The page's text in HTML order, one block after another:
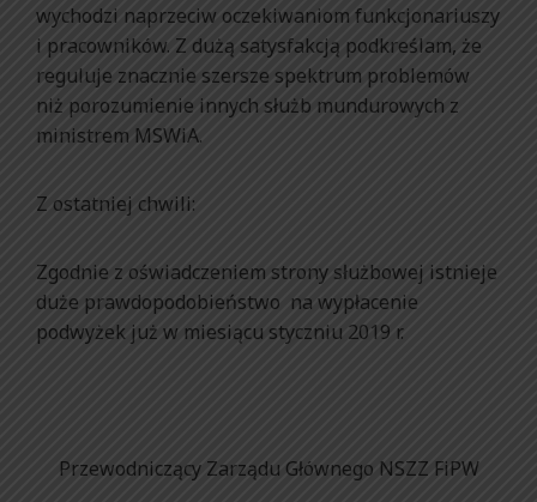
wychodzi naprzeciw oczekiwaniom funkcjonariuszy
i pracowników. Z dużą satysfakcją podkreślam, że
reguluje znacznie szersze spektrum problemów
niż porozumienie innych służb mundurowych z
ministrem MSWiA.
Z ostatniej chwili:
Zgodnie z oświadczeniem strony służbowej istnieje
duże prawdopodobieństwo na wypłacenie
podwyżek już w miesiącu styczniu 2019 r.
Przewodniczący Zarządu Głównego NSZZ FiPW